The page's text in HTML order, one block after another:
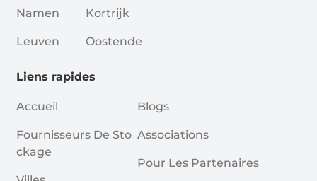
Namen
Leuven
Kortrijk
Oostende
Liens rapides
Accueil
Fournisseurs De Sto
Ckage
Blogs
Associations
Pour Les Partenaires